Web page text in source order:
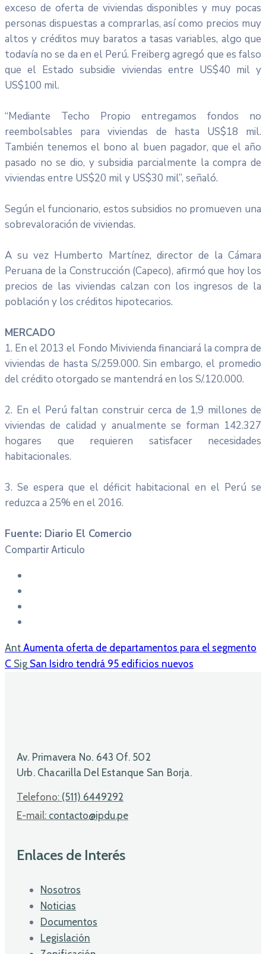
exceso de oferta de viviendas disponibles y muy pocas
personas dispuestas a comprarlas, así como precios muy
altos y créditos muy baratos a tasas variables, algo que
todavía no se da en el Perú. Freiberg agregó que es falso
que el Estado subsidie viviendas entre US$40 mil y
US$100 mil.
“Mediante Techo Propio entregamos fondos no
reembolsables para viviendas de hasta US$18 mil.
También tenemos el bono al buen pagador, que el año
pasado no se dio, y subsidia parcialmente la compra de
viviendas entre US$20 mil y US$30 mil”, señaló.
Según el funcionario, estos subsidios no promueven una
sobrevaloración de viviendas.
A su vez Humberto Martínez, director de la Cámara
Peruana de la Construcción (Capeco), afirmó que hoy los
precios de las viviendas calzan con los ingresos de la
población y los créditos hipotecarios.
MERCADO
1. En el 2013 el Fondo Mivivienda financiará la compra de
viviendas de hasta S/.259.000. Sin embargo, el promedio
del crédito otorgado se mantendrá en los S/.120.000.
2. En el Perú faltan construir cerca de 1,9 millones de
viviendas de calidad y anualmente se forman 142.327
hogares que requieren satisfacer necesidades
habitacionales.
3. Se espera que el déficit habitacional en el Perú se
reduzca a 25% en el 2016.
Fuente: Diario El Comercio
Compartir Articulo
Ant Aumenta oferta de departamentos para el segmento
C Sig San Isidro tendrá 95 edificios nuevos
Av. Primavera No. 643 Of. 502
Urb. Chacarilla Del Estanque San Borja.
Telefono: (511) 6449292
E-mail: contacto@ipdu.pe
Enlaces de Interés
Nosotros
Noticias
Documentos
Legislación